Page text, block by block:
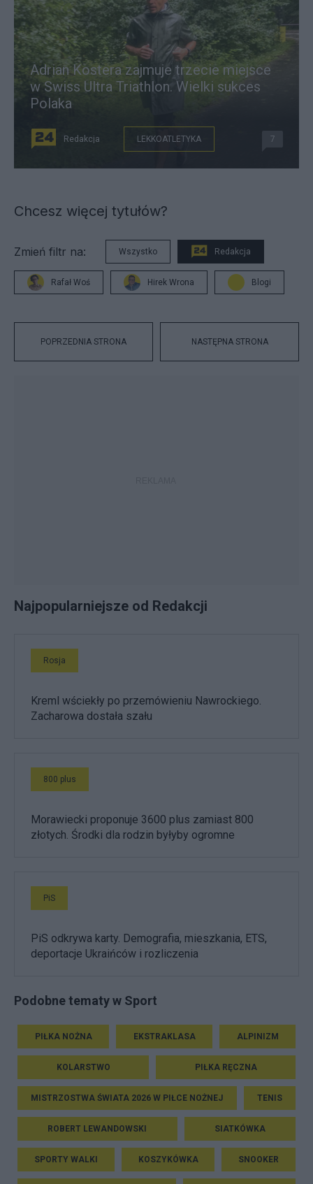
Adrian Kostera zajmuje trzecie miejsce
w Swiss Ultra Triathlon. Wielki sukces
Polaka
Redakcja LEKKOATLETYKA 7
Chcesz więcej tytułów?
Zmień filtr na: Wszystko Redakcja
Rafał Woś Hirek Wrona Blogi
POPRZEDNIA STRONA NASTĘPNA STRONA
Najpopularniejsze od Redakcji
Rosja
Kreml wściekły po przemówieniu Nawrockiego.
Zacharowa dostała szału
800 plus
Morawiecki proponuje 3600 plus zamiast 800
złotych. Środki dla rodzin byłyby ogromne
PiS
PiS odkrywa karty. Demografia, mieszkania, ETS,
deportacje Ukraińców i rozliczenia
Podobne tematy w Sport
PIŁKA NOŻNA EKSTRAKLASA ALPINIZM
KOLARSTWO PIŁKA RĘCZNA
MISTRZOSTWA ŚWIATA 2026 W PIŁCE NOŻNEJ TENIS
ROBERT LEWANDOWSKI SIATKÓWKA
SPORTY WALKI KOSZYKÓWKA SNOOKER